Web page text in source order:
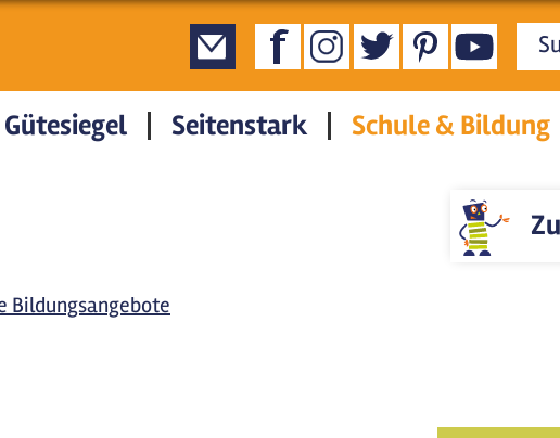
Gütesiegel Seitenstark Schule & Bildung
Bildungsangebote